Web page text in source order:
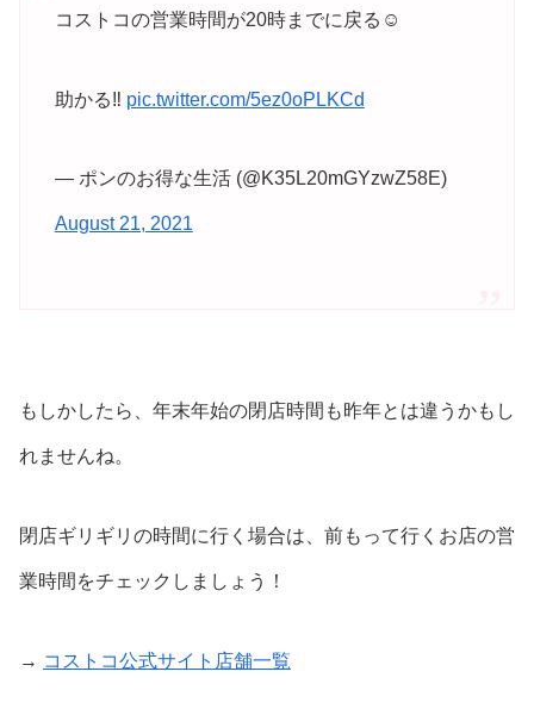
コストコの営業時間が20時までに戻る☺️
助かる‼️ pic.twitter.com/5ez0oPLKCd
— ポンのお得な生活 (@K35L20mGYzwZ58E)
August 21, 2021
もしかしたら、年末年始の閉店時間も昨年とは違うかもし
れませんね。
閉店ギリギリの時間に行く場合は、前もって行くお店の営
業時間をチェックしましょう！
→ コストコ公式サイト店舗一覧